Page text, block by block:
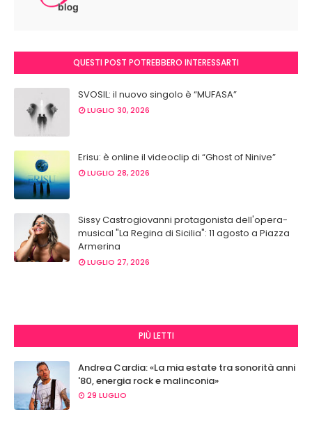
QUESTI POST POTREBBERO INTERESSARTI
SVOSIL: il nuovo singolo è “MUFASA”
LUGLIO 30, 2026
Erisu: è online il videoclip di “Ghost of Ninive”
LUGLIO 28, 2026
Sissy Castrogiovanni protagonista dell'opera-
musical "La Regina di Sicilia": 11 agosto a Piazza
Armerina
LUGLIO 27, 2026
PIÙ LETTI
Andrea Cardia: «La mia estate tra sonorità anni
'80, energia rock e malinconia»
29 LUGLIO